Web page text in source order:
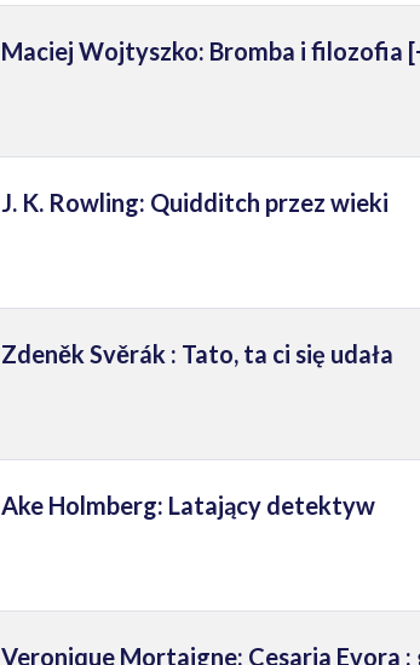
Maciej Wojtyszko: Bromba i filozofia
J. K. Rowling: Quidditch przez wieki
Zdeněk Svěrák : Tato, ta ci się udała
Ake Holmberg: Latający detektyw
Veronique Mortaigne: Cesaria Evora